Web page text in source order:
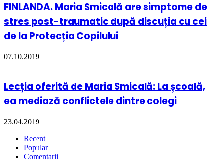
FINLANDA. Maria Smicală are simptome de
stres post-traumatic după discuția cu cei
de la Protecția Copilului
07.10.2019
Lecția oferită de Maria Smicală: La școală,
ea mediază conflictele dintre colegi
23.04.2019
Recent
Popular
Comentarii